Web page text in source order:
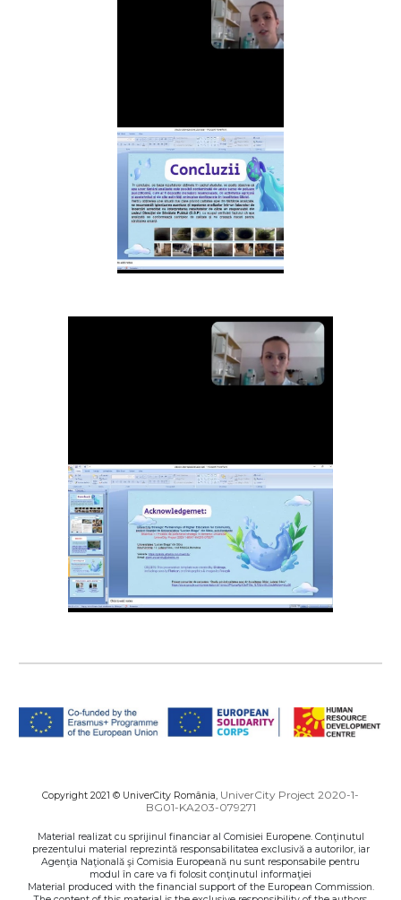
Copyright 2021 © UniverCity România, UniverCity Project 2020-1-
BG01-KA203-079271
Material realizat cu sprijinul financiar al Comisiei Europene. Conţinutul
prezentului material reprezintă responsabilitatea exclusivă a autorilor, iar
Agenţia Naţională şi Comisia Europeană nu sunt responsabile pentru
modul în care va fi folosit conţinutul informaţiei
Material produced with the financial support of the European Commission.